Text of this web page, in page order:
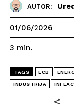
AUTOR:
01/06/2026
3 min.
TAGS ECB
INDUSTRIJA